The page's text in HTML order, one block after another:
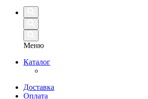
Меню
Каталог
Доставка
Оплата